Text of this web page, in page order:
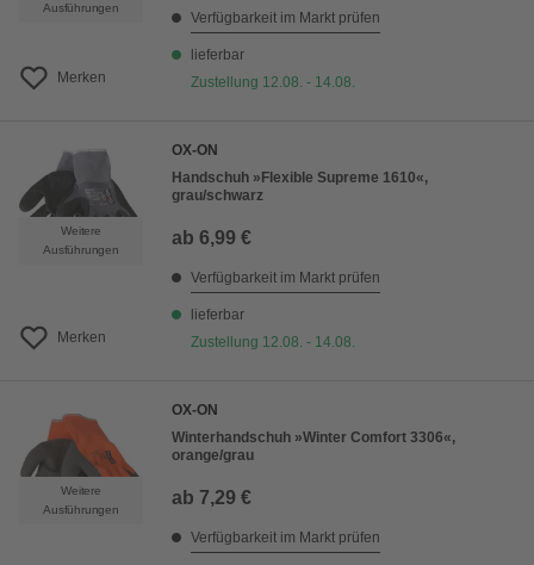
Ausführungen
Merken
Verfügbarkeit im Markt prüfen
lieferbar
Zustellung 12.08. - 14.08.
Weitere
Ausführungen
Merken
OX-ON
Handschuh »Flexible Supreme 1610«,
grau/schwarz
ab 6,99 €
Verfügbarkeit im Markt prüfen
lieferbar
Zustellung 12.08. - 14.08.
Weitere
Ausführungen
OX-ON
Winterhandschuh »Winter Comfort 3306«,
orange/grau
ab 7,29 €
Verfügbarkeit im Markt prüfen